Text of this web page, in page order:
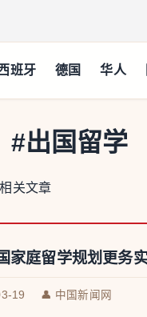
班牙 德国 华人
#出国留学
关文章
家庭留学规划更务
19 👤 中国新闻网